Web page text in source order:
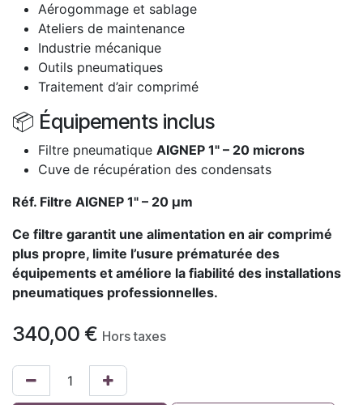
Aérogommage et sablage
Ateliers de maintenance
Industrie mécanique
Outils pneumatiques
Traitement d’air comprimé
📦 Équipements inclus
Filtre pneumatique AIGNEP 1" – 20 microns
Cuve de récupération des condensats
Réf. Filtre AIGNEP 1" – 20 µm
Ce filtre garantit une alimentation en air comprimé
plus propre, limite l’usure prématurée des
équipements et améliore la fiabilité des installations
pneumatiques professionnelles.
340,00 € Hors taxes